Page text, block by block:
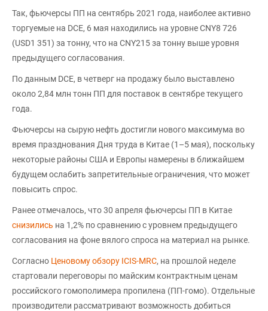
Так, фьючерсы ПП на сентябрь 2021 года, наиболее активно
торгуемые на DCE, 6 мая находились на уровне CNY8 726
(USD1 351) за тонну, что на CNY215 за тонну выше уровня
предыдущего согласования.
По данным DCE, в четверг на продажу было выставлено
около 2,84 млн тонн ПП для поставок в сентябре текущего
года.
Фьючерсы на сырую нефть достигли нового максимума во
время празднования Дня труда в Китае (1–5 мая), поскольку
некоторые районы США и Европы намерены в ближайшем
будущем ослабить запретительные ограничения, что может
повысить спрос.
Ранее отмечалось, что 30 апреля фьючерсы ПП в Китае
снизились на 1,2% по сравнению с уровнем предыдущего
согласования на фоне вялого спроса на материал на рынке.
Согласно Ценовому обзору ICIS-MRC, на прошлой неделе
стартовали переговоры по майским контрактным ценам
российского гомополимера пропилена (ПП-гомо). Отдельные
производители рассматривают возможность добиться